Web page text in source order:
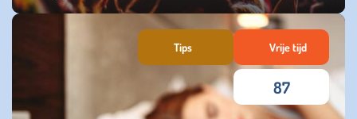
maandag 18 november 2024
Tips Vrije tijd
87